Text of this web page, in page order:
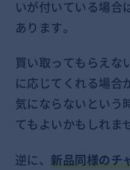
いが付いている場合
あります。
買い取ってもらえな
に応じてくれる場合
気にならないという
てもよいかもしれま
逆に、新品同様のチ